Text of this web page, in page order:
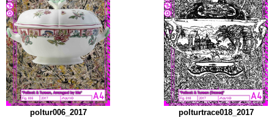
poltur006_2017 polturtrace018_2017